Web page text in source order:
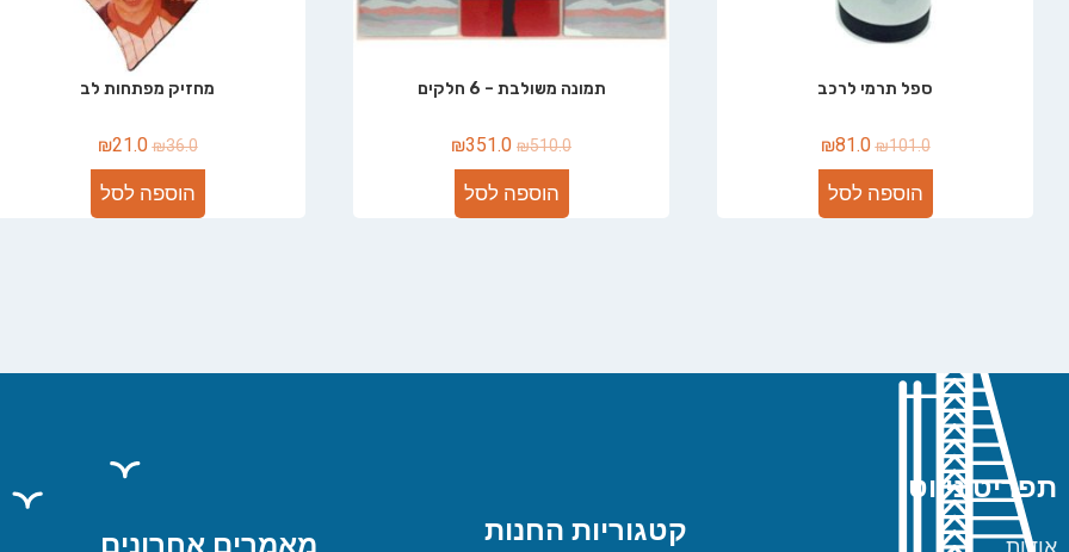
ספל תרמי לרכב
₪101.0
₪81.0
הוספה לסל
תמונה משולבת – 6 חלקים
₪510.0
₪351.0
הוספה לסל
מחזיק מפתחות לב
₪36.0
₪21.0
הוספה לסל
תפריט ניווט
קטגוריות החנות